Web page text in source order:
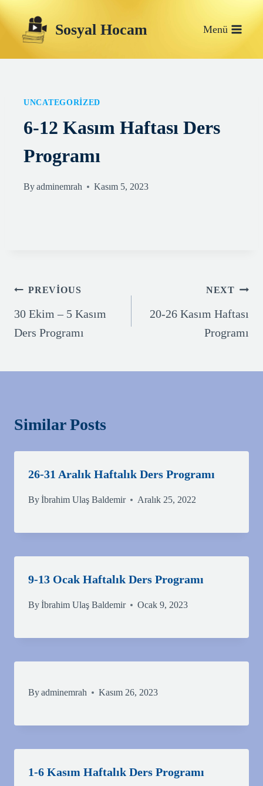
Skip
to
content
Sosyal Hocam Menü
UNCATEGORIZED
6-12 Kasım Haftası Ders
Programı
Byadminemrah Kasım 5, 2023
Yazı
gezinmesi
PREVIOUS
30 Ekim – 5 Kasım
Ders Programı
NEXT
20-26 Kasım Haftası
Programı
Similar Posts
26-31 Aralık Haftalık Ders Programı
Byİbrahim Ulaş Baldemir Aralık 25, 2022
9-13 Ocak Haftalık Ders Programı
Byİbrahim Ulaş Baldemir Ocak 9, 2023
Byadminemrah Kasım 26, 2023
1-6 Kasım Haftalık Ders Programı